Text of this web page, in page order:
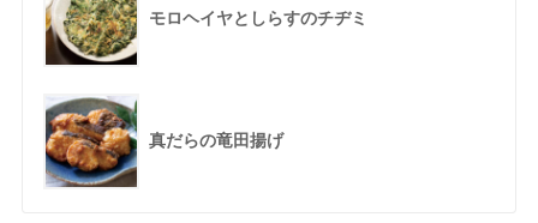
モロヘイヤとしらすのチヂミ
真だらの竜田揚げ